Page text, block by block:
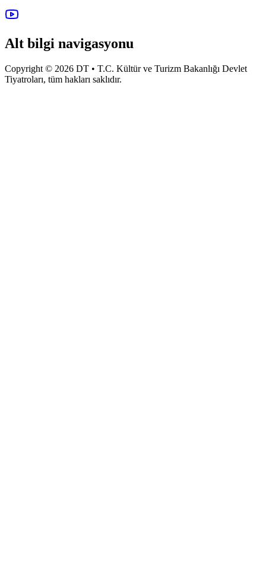
Alt bilgi navigasyonu
Copyright © 2026 DT • T.C. Kültür ve Turizm Bakanlığı Devlet
Tiyatroları, tüm hakları saklıdır.